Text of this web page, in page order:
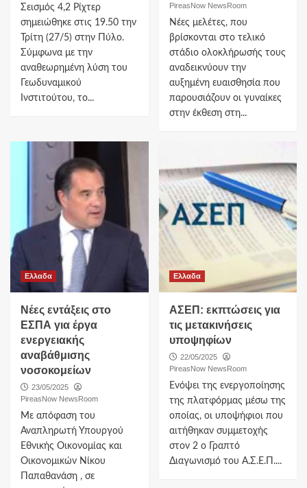
Σεισμός 4,2 Ρίχτερ
σημειώθηκε στις 19.50 την
Τρίτη (27/5) στην Πύλο.
Σύμφωνα με την
αναθεωρημένη λύση του
Γεωδυναμικού
Ινστιτούτου, το...
PireasNow NewsRoom
Νέες μελέτες, που
βρίσκονται στο τελικό
στάδιο ολοκλήρωσής τους
αναδεικνύουν την
αυξημένη ευαισθησία που
παρουσιάζουν οι γυναίκες
στην έκθεση στη...
Ελλαδα
Νέες εντάξεις στο
ΕΣΠΑ για έργα
ενεργειακής
αναβάθμισης
νοσοκομείων
23/05/2025
PireasNow NewsRoom
Με απόφαση του
Αναπληρωτή Υπουργού
Εθνικής Οικονομίας και
Οικονομικών Νίκου
Παπαθανάση , σε
Ελλαδα
ΑΣΕΠ: εκπτώσεις για
τις μετακινήσεις
υποψηφίων
22/05/2025
PireasNow NewsRoom
Ενόψει της ενεργοποίησης
της πλατφόρμας μέσω της
οποίας, οι υποψήφιοι που
αιτήθηκαν συμμετοχής
στον 2 ο Γραπτό
Διαγωνισμό του Α.Σ.Ε.Π....